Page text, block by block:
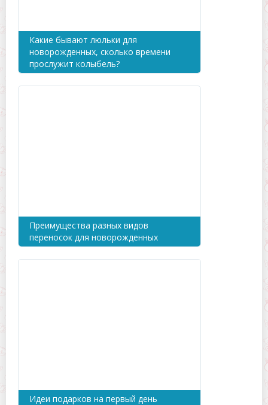
Какие бывают люльки для
новорожденных, сколько времени
прослужит колыбель?
Преимущества разных видов
переносок для новорожденных
Идеи подарков на первый день